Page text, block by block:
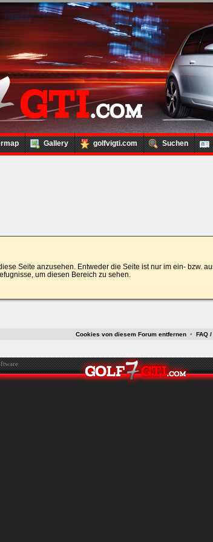
Gallery golfvigti.com Suchen
Seite anzusehen. Entweder die Seite ist nur im ein- bzw.
um diesen Bereich zu sehen.
Cookies von diesem Forum entfernen • FAQ